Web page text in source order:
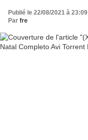
Publié le 22/08/2021 à 23:09
Par fre